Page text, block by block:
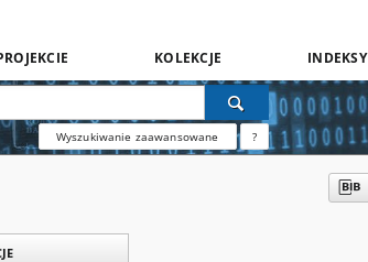
KOLEKCJE INDEKSY
Wyszukiwanie zaawansowane ?